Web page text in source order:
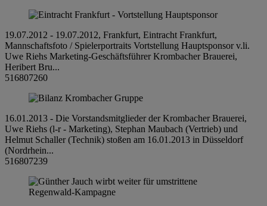
19.07.2012 - 19.07.2012, Frankfurt, Eintracht Frankfurt,
Mannschaftsfoto / Spielerportraits Vortstellung Hauptsponsor v.li.
Uwe Riehs Marketing-Geschäftsführer Krombacher Brauerei,
Heribert Bru...
516807260
16.01.2013 - Die Vorstandsmitglieder der Krombacher Brauerei,
Uwe Riehs (l-r - Marketing), Stephan Maubach (Vertrieb) und
Helmut Schaller (Technik) stoßen am 16.01.2013 in Düsseldorf
(Nordrhein...
516807239